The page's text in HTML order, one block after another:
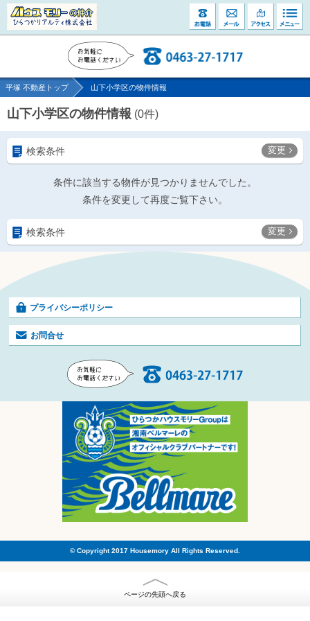
平塚 不動産トップ 山下小学区の物件情報
山下小学区の物件情報 (0件)
検索条件 変更
条件に該当する物件が見つかりませんでした。
条件を変更して再度ご覧下さい。
検索条件 変更
プライバシーポリシー
お問合せ
© Copyright 2017 Housemory All Rights Reserved.
ページの先頭へ戻る